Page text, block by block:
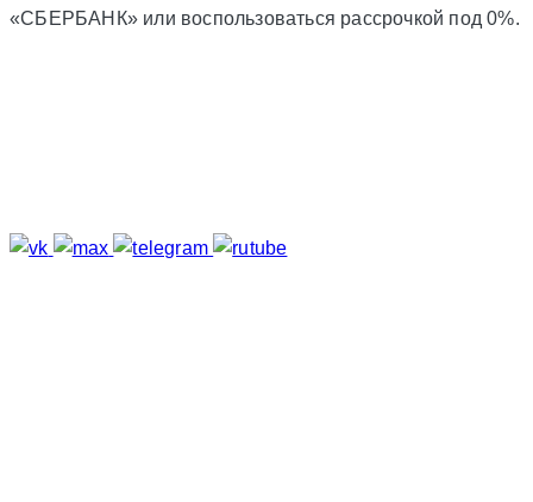
«СБЕРБАНК» или воспользоваться рассрочкой под 0%.